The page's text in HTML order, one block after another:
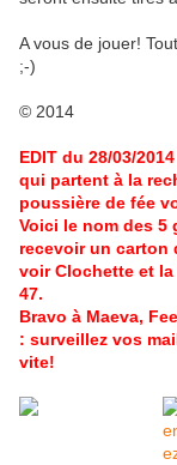
A vous de jouer!
;-)
© 2014
EDIT du 28/03/
qui partent à la
poussière de fée
Voici le nom des 5
recevoir un carton
voir Clochette et
47.
Bravo à Maeva,
: surveillez vos
vite!